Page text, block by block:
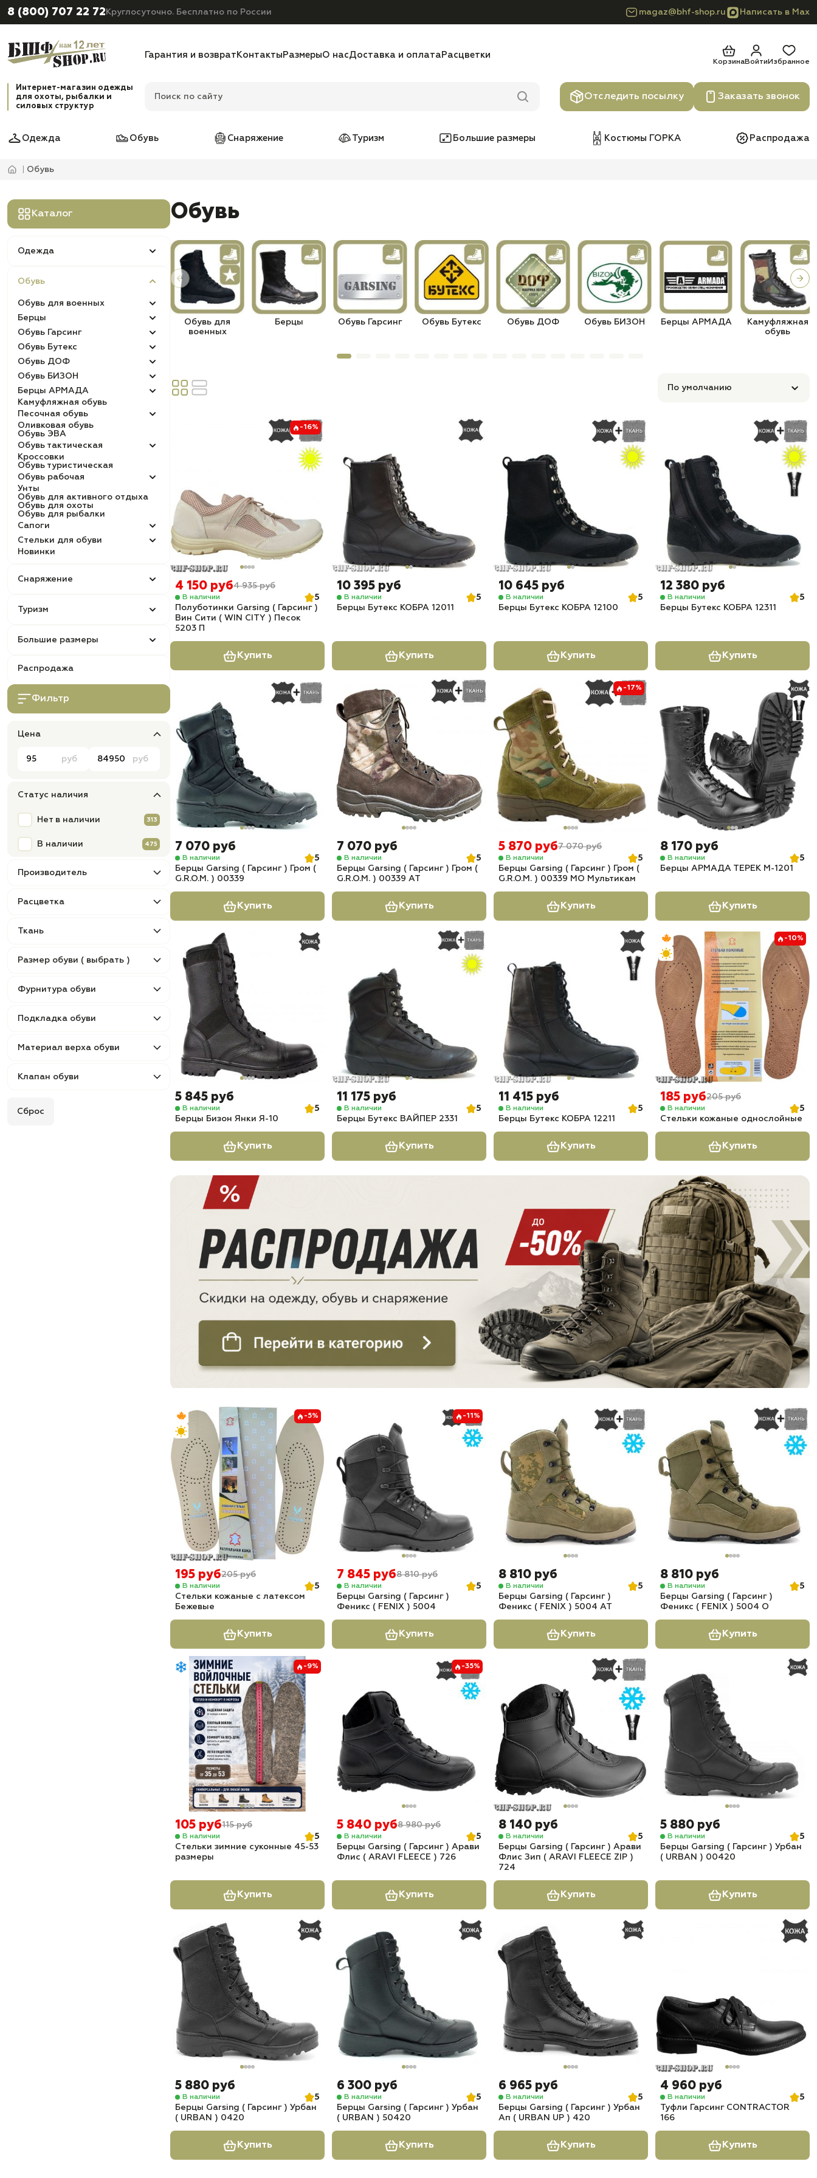
8 (800) 707 22 72 Круглосуточно. Бесплатно по России magaz@bhf-shop.ru Написать в Max
Гарантия и возврат Контакты РазмерыО насДоставка и оплата Расцветки
КорзинаВойти Избранное
Интернет-магазин одежды
для охоты, рыбалки и
силовых структур
Отследить посылку Заказать звонок
Одежда Обувь Снаряжение Туризм Большие размеры Костюмы ГОРКА Распродажа
Обувь
Каталог
Одежда
Обувь
Обувь для военных
Берцы
Обувь Гарсинг
Обувь Бутекс
Обувь ДОФ
Обувь БИЗОН
Берцы АРМАДА
Камуфляжная обувь
Песочная обувь
Оливковая обувь
Обувь ЭВА
Обувь тактическая
Кроссовки
Обувь туристическая
Обувь рабочая
Унты
Обувь для активного отдыха
Обувь для охоты
Обувь для рыбалки
Сапоги
Стельки для обуви
Новинки
Снаряжение
Туризм
Большие размеры
Распродажа
Фильтр
Цена
руб руб
Статус наличия
Нет в наличии 313
В наличии 475
Производитель
Расцветка
Ткань
Размер обуви ( выбрать )
Фурнитура обуви
Подкладка обуви
Материал верха обуви
Клапан обуви
Сброс
Обувь
Обувь для
военных
Берцы Обувь Гарсинг Обувь Бутекс Обувь ДОФ Обувь БИЗОН Берцы АРМАДА
Камуфляжная
обувь
По умолчанию
-16%
4 150 руб4 935 руб
В наличии
5
Полуботинки Garsing ( Гарсинг )
Вин Сити ( WIN CITY ) Песок
5203 П
Купить
10 395 руб
В наличии
5
Берцы Бутекс КОБРА 12011
Купить
10 645 руб
В наличии
5
Берцы Бутекс КОБРА 12100
Купить
12 380 руб
В наличии
5
Берцы Бутекс КОБРА 12311
Купить
7 070 руб
В наличии
5
Берцы Garsing ( Гарсинг ) Гром (
G.R.O.M. ) 00339
Купить
7 070 руб
В наличии
5
Берцы Garsing ( Гарсинг ) Гром (
G.R.O.M. ) 00339 АТ
Купить
-17%
5 870 руб7 070 руб
В наличии
5
Берцы Garsing ( Гарсинг ) Гром (
G.R.O.M. ) 00339 МО Мультикам
Купить
8 170 руб
В наличии
5
Берцы АРМАДА ТЕРЕК М-1201
Купить
5 845 руб
В наличии
5
Берцы Бизон Янки Я-10
Купить
11 175 руб
В наличии
5
Берцы Бутекс ВАЙПЕР 2331
Купить
11 415 руб
В наличии
5
Берцы Бутекс КОБРА 12211
Купить
-10%
185 руб205 руб
В наличии
5
Стельки кожаные однослойные
Купить
-5%
195 руб205 руб
В наличии
5
Стельки кожаные с латексом
Бежевые
Купить
-11%
7 845 руб8 810 руб
В наличии
5
Берцы Garsing ( Гарсинг )
Феникс ( FENIX ) 5004
Купить
8 810 руб
В наличии
5
Берцы Garsing ( Гарсинг )
Феникс ( FENIX ) 5004 АТ
Купить
8 810 руб
В наличии
5
Берцы Garsing ( Гарсинг )
Феникс ( FENIX ) 5004 О
Купить
-9%
105 руб115 руб
В наличии
5
Стельки зимние суконные 45-53
размеры
Купить
-35%
5 840 руб8 980 руб
В наличии
5
Берцы Garsing ( Гарсинг ) Арави
Флис ( ARAVI FLEECE ) 726
Купить
8 140 руб
В наличии
5
Берцы Garsing ( Гарсинг ) Арави
Флис Зип ( ARAVI FLEECE ZIP )
724
Купить
5 880 руб
В наличии
5
Берцы Garsing ( Гарсинг ) Урбан
( URBAN ) 00420
Купить
5 880 руб
В наличии
5
Берцы Garsing ( Гарсинг ) Урбан
( URBAN ) 0420
Купить
6 300 руб
В наличии
5
Берцы Garsing ( Гарсинг ) Урбан
( URBAN ) 50420
Купить
6 965 руб
В наличии
5
Берцы Garsing ( Гарсинг ) Урбан
Ап ( URBAN UP ) 420
Купить
4 960 руб
В наличии
5
Туфли Гарсинг CONTRACTOR
166
Купить